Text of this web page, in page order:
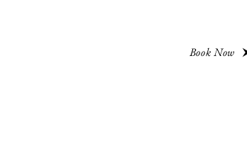
Book Now